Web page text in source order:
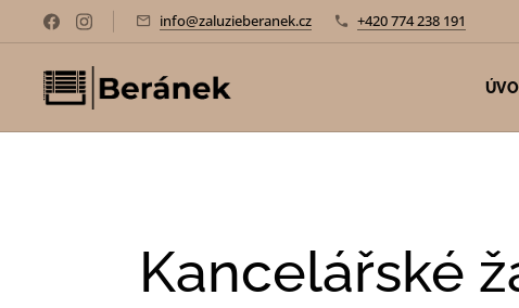
info@zaluzieberanek.cz +420 774 238 191
Kancelářské